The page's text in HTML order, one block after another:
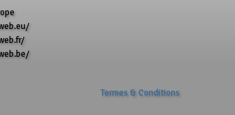
Termes & Conditions